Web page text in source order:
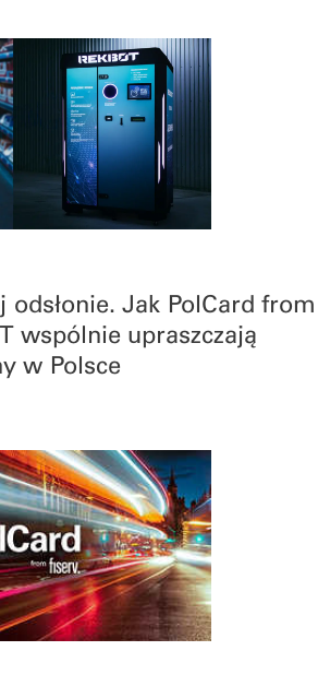
odsłonie. Jak PolCard from
wspólnie upraszczają
w Polsce